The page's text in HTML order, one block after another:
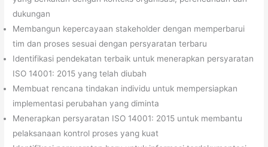
dukungan
Membangun kepercayaan stakeholder dengan memperbarui
tim dan proses sesuai dengan persyaratan terbaru
Identifikasi pendekatan terbaik untuk menerapkan persyaratan
ISO 14001: 2015 yang telah diubah
Membuat rencana tindakan individu untuk mempersiapkan
implementasi perubahan yang diminta
Menerapkan persyaratan ISO 14001: 2015 untuk membantu
pelaksanaan kontrol proses yang kuat